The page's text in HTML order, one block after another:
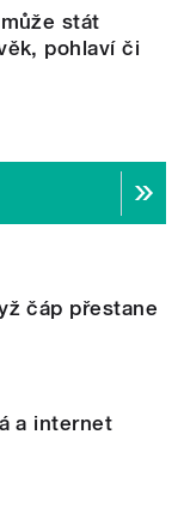
stát
pohlaví či
čáp přestane
a internet